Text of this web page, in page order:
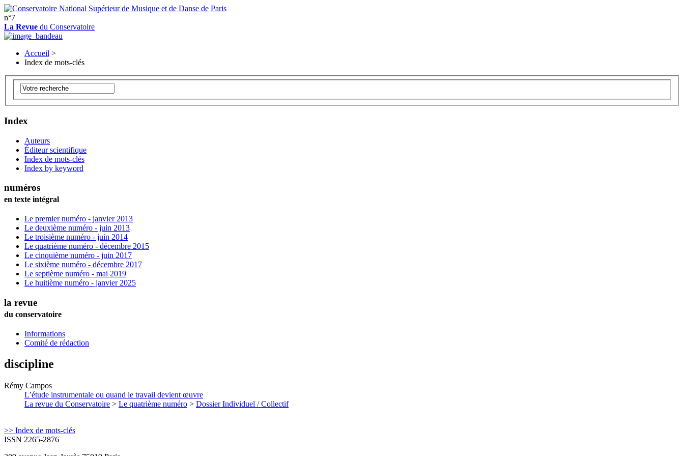
n°7
La Revue du Conservatoire
Accueil >
Index de mots-clés
Index
Auteurs
Éditeur scientifique
Index de mots-clés
Index by keyword
numéros
en texte intégral
Le premier numéro - janvier 2013
Le deuxième numéro - juin 2013
Le troisième numéro - juin 2014
Le quatrième numéro - décembre 2015
Le cinquième numéro - juin 2017
Le sixième numéro - décembre 2017
Le septième numéro - mai 2019
Le huitième numéro - janvier 2025
la revue
du conservatoire
Informations
Comité de rédaction
discipline
Rémy Campos
L’étude instrumentale ou quand le travail devient œuvre
La revue du Conservatoire > Le quatrième numéro > Dossier Individuel / Collectif
>> Index de mots-clés
ISSN 2265-2876